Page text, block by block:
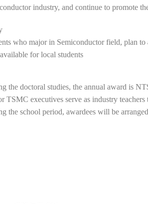
industry, and continue to promote
who major in Semiconductor field, plan
for local students
the doctoral studies, the annual award is
TSMC executives serve as industry
the school period, awardees will be